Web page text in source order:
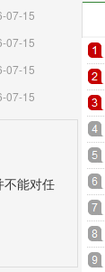
07-15
07-15
07-15
07-15
不能对任